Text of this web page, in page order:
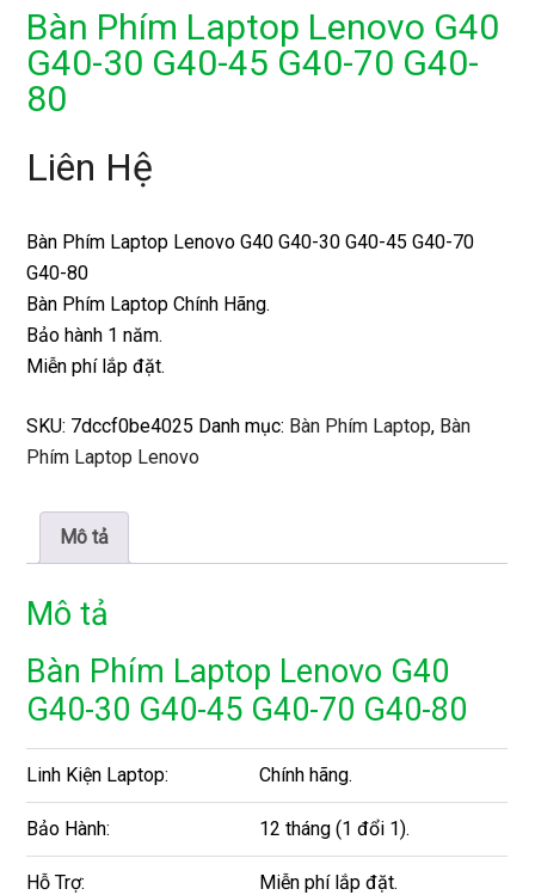
Bàn Phím Laptop Lenovo G40
G40-30 G40-45 G40-70 G40-
80
Liên Hệ
Bàn Phím Laptop Lenovo G40 G40-30 G40-45 G40-70
G40-80
Bàn Phím Laptop Chính Hãng.
Bảo hành 1 năm.
Miễn phí lắp đặt.
SKU: 7dccf0be4025 Danh mục: Bàn Phím Laptop, Bàn
Phím Laptop Lenovo
Mô tả
Mô tả
Bàn Phím Laptop Lenovo G40
G40-30 G40-45 G40-70 G40-80
Linh Kiện Laptop: Chính hãng.
Bảo Hành: 12 tháng (1 đổi 1).
Hỗ Trợ: Miễn phí lắp đặt.